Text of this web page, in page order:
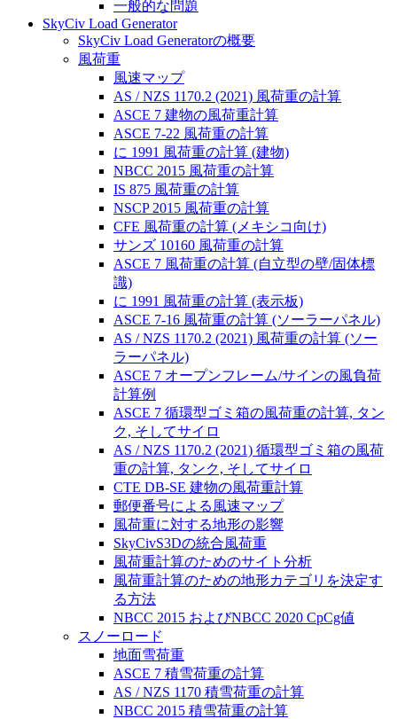
一般的な問題
SkyCiv Load Generator
SkyCiv Load Generatorの概要
風荷重
風速マップ
AS / NZS 1170.2 (2021) 風荷重の計算
ASCE 7 建物の風荷重計算
ASCE 7-22 風荷重の計算
に 1991 風荷重の計算 (建物)
NBCC 2015 風荷重の計算
IS 875 風荷重の計算
NSCP 2015 風荷重の計算
CFE 風荷重の計算 (メキシコ向け)
サンズ 10160 風荷重の計算
ASCE 7 風荷重の計算 (自立型の壁/固体標
識)
に 1991 風荷重の計算 (表示板)
ASCE 7-16 風荷重の計算 (ソーラーパネル)
AS / NZS 1170.2 (2021) 風荷重の計算 (ソー
ラーパネル)
ASCE 7 オープンフレーム/サインの風負荷
計算例
ASCE 7 循環型ゴミ箱の風荷重の計算, タン
ク, そしてサイロ
AS / NZS 1170.2 (2021) 循環型ゴミ箱の風荷
重の計算, タンク, そしてサイロ
CTE DB-SE 建物の風荷重計算
郵便番号による風速マップ
風荷重に対する地形の影響
SkyCivS3Dの統合風荷重
風荷重計算のためのサイト分析
風荷重計算のための地形カテゴリを決定す
る方法
NBCC 2015 およびNBCC 2020 CpCg値
スノーロード
地面雪荷重
ASCE 7 積雪荷重の計算
AS / NZS 1170 積雪荷重の計算
NBCC 2015 積雪荷重の計算